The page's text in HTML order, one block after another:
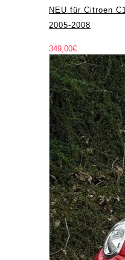
NEU für Citroen C1
2005-2008
349,00€